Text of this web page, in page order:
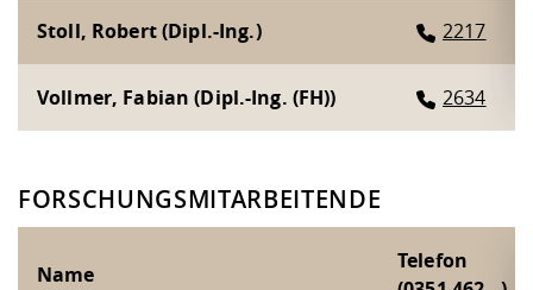
Stoll, Robert (Dipl.-Ing.) 2217
Vollmer, Fabian (Dipl.-Ing. (FH)) 2634
FORSCHUNGSMITARBEITENDE
Name
Telefon